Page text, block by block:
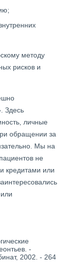
методу
рисков и
Здесь
личные
обращении за
Мы на
не
кредитами или
-
2002. - 264